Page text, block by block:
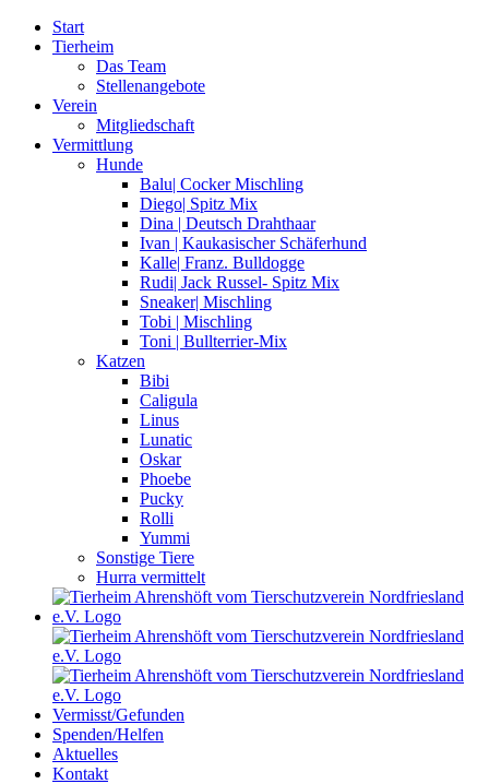
Zum
Inhalt
Start
Tierheim
Das Team
Stellenangebote
Verein
Mitgliedschaft
Vermittlung
Hunde
Balu| Cocker Mischling
Diego| Spitz Mix
Dina | Deutsch Drahthaar
Ivan | Kaukasischer Schäferhund
Kalle| Franz. Bulldogge
Rudi| Jack Russel- Spitz Mix
Sneaker| Mischling
Tobi | Mischling
Toni | Bullterrier-Mix
Katzen
Bibi
Caligula
Linus
Lunatic
Oskar
Phoebe
Pucky
Rolli
Yummi
Sonstige Tiere
Hurra vermittelt
Vermisst/Gefunden
Spenden/Helfen
Aktuelles
Kontakt